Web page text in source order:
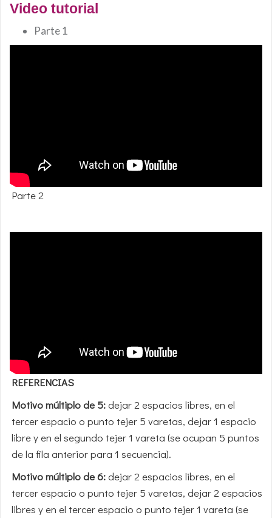
Video tutorial
Parte 1
Parte 2
REFERENCIAS
Motivo múltiplo de 5:dejar 2 espacios libres, en el
tercer espacio o punto tejer 5 varetas, dejar 1 espacio
libre y en el segundo tejer 1 vareta (se ocupan 5 puntos
de la fila anterior para 1 secuencia).
Motivo múltiplo de 6:dejar 2 espacios libres, en el
tercer espacio o punto tejer 5 varetas, dejar 2 espacios
libres y en el tercer espacio o punto tejer 1 vareta (se